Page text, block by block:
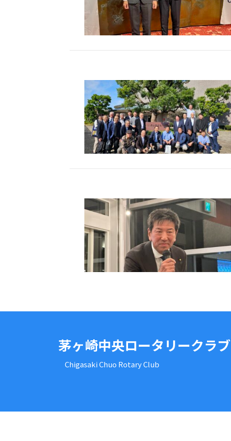
茅ヶ崎中央ロータリークラブ
Chigasaki Chuo Rotary Club